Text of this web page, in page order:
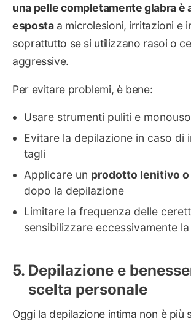
una pelle completamente glabra è
espostaa microlesioni, irritazioni e
soprattutto se si utilizzano rasoi o
aggressive.
Per evitare problemi, è bene:
Usare strumenti puliti e monouso
Evitare la depilazione in caso di
tagli
Applicare un prodotto lenitivo
dopo la depilazione
Limitare la frequenza delle
sensibilizzare eccessivamente
Depilazione e
scelta personale
Oggi la depilazione intima non è più